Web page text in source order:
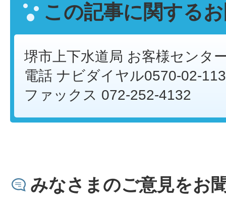
この記事に関する
堺市上下水道局 お客様センタ
電話 ナビダイヤル0570-02-
ファックス 072-252-4132
みなさまのご意見をお